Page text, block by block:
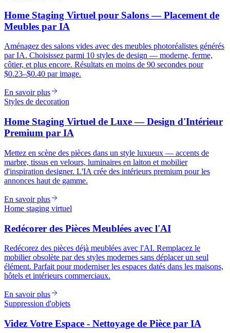
Home Staging Virtuel pour Salons — Placement de
Meubles par IA
Aménagez des salons vides avec des meubles photoréalistes générés
par IA. Choisissez parmi 10 styles de design — moderne, ferme,
côtier, et plus encore. Résultats en moins de 90 secondes pour
$0.23–$0.40 par image.
En savoir plus
Styles de decoration
Home Staging Virtuel de Luxe — Design d'Intérieur
Premium par IA
Mettez en scène des pièces dans un style luxueux — accents de
marbre, tissus en velours, luminaires en laiton et mobilier
d'inspiration designer. L'IA crée des intérieurs premium pour les
annonces haut de gamme.
En savoir plus
Home staging virtuel
Redécorer des Pièces Meublées avec l'AI
Redécorez des pièces déjà meublées avec l'AI. Remplacez le
mobilier obsolète par des styles modernes sans déplacer un seul
élément. Parfait pour moderniser les espaces datés dans les maisons,
hôtels et intérieurs commerciaux.
En savoir plus
Suppression d'objets
Videz Votre Espace - Nettoyage de Pièce par IA